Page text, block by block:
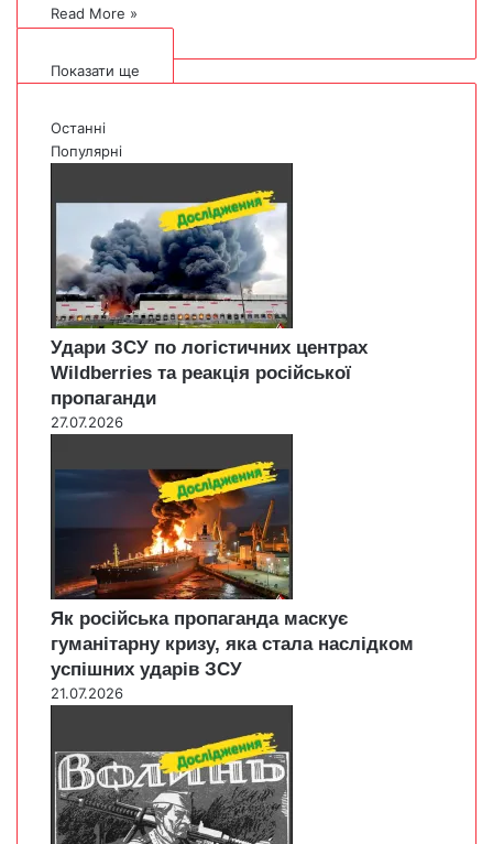
Read More »
Показати ще
Останні
Популярні
Удари ЗСУ по логістичних центрах
Wildberries та реакція російської
пропаганди
27.07.2026
Як російська пропаганда маскує
гуманітарну кризу, яка стала наслідком
успішних ударів ЗСУ
21.07.2026